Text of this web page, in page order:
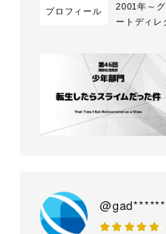
プロフィール
2001年～
ートディレ
り独立し、
フィックデ
VJ、イラ
企画・構成
動としてい
なデザ...